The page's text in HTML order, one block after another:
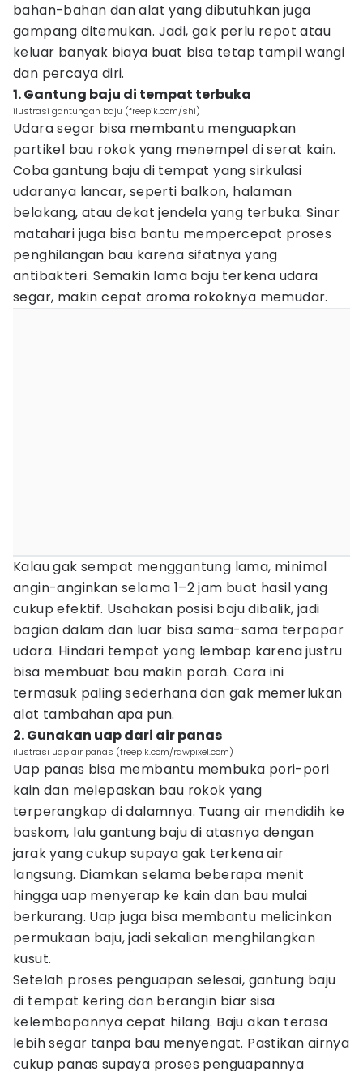
bahan-bahan dan alat yang dibutuhkan juga
gampang ditemukan. Jadi, gak perlu repot atau
keluar banyak biaya buat bisa tetap tampil wangi
dan percaya diri.
1. Gantung baju di tempat terbuka
ilustrasi gantungan baju (freepik.com/shi)
Udara segar bisa membantu menguapkan
partikel bau rokok yang menempel di serat kain.
Coba gantung baju di tempat yang sirkulasi
udaranya lancar, seperti balkon, halaman
belakang, atau dekat jendela yang terbuka. Sinar
matahari juga bisa bantu mempercepat proses
penghilangan bau karena sifatnya yang
antibakteri. Semakin lama baju terkena udara
segar, makin cepat aroma rokoknya memudar.
Kalau gak sempat menggantung lama, minimal
angin-anginkan selama 1–2 jam buat hasil yang
cukup efektif. Usahakan posisi baju dibalik, jadi
bagian dalam dan luar bisa sama-sama terpapar
udara. Hindari tempat yang lembap karena justru
bisa membuat bau makin parah. Cara ini
termasuk paling sederhana dan gak memerlukan
alat tambahan apa pun.
2. Gunakan uap dari air panas
ilustrasi uap air panas (freepik.com/rawpixel.com)
Uap panas bisa membantu membuka pori-pori
kain dan melepaskan bau rokok yang
terperangkap di dalamnya. Tuang air mendidih ke
baskom, lalu gantung baju di atasnya dengan
jarak yang cukup supaya gak terkena air
langsung. Diamkan selama beberapa menit
hingga uap menyerap ke kain dan bau mulai
berkurang. Uap juga bisa membantu melicinkan
permukaan baju, jadi sekalian menghilangkan
kusut.
Setelah proses penguapan selesai, gantung baju
di tempat kering dan berangin biar sisa
kelembapannya cepat hilang. Baju akan terasa
lebih segar tanpa bau menyengat. Pastikan airnya
cukup panas supaya proses penguapannya